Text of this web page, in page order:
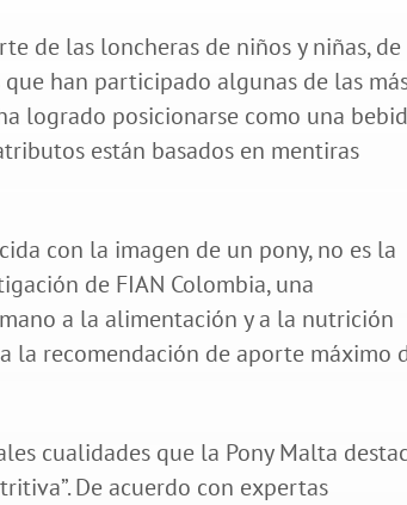
de las loncheras de niños y niñas,
han participado algunas de las
logrado posicionarse como una
están basados en mentiras
con la imagen de un pony, no es la
de FIAN Colombia, una
a la alimentación y a la nutrición
la recomendación de aporte máximo
cualidades que la Pony Malta
De acuerdo con expertas